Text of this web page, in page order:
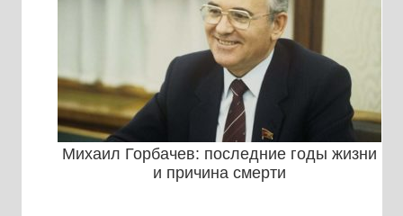
Михаил Горбачев: последние годы жизни
и причина смерти